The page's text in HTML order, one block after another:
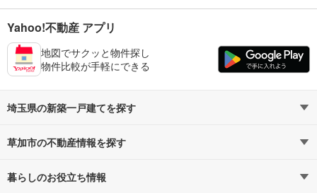
Yahoo!不動産 アプリ
地図でサクッと物件探し
物件比較が手軽にできる
埼玉県の新築一戸建てを探す
路線・駅から探す
通勤・通学時間から探す
草加市の不動産情報を探す
不動産・住宅
暮らしのお役立ち情報